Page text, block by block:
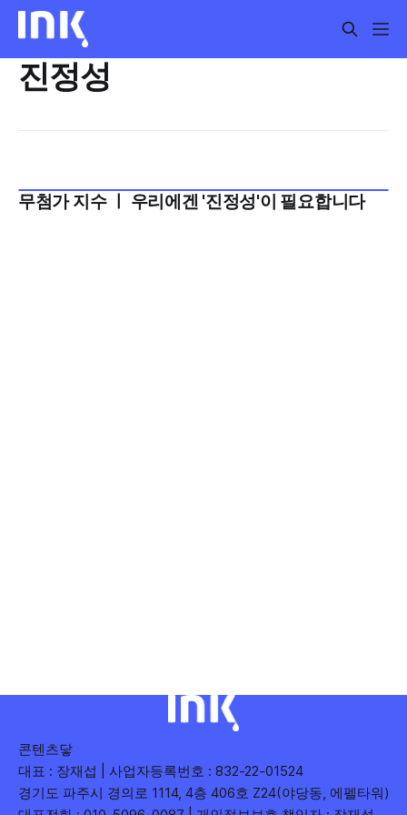
진정성
2026년 5월 2주
무첨가 지수 ㅣ 우리에겐 '진정성'이 필요합니다
콘텐츠닿
대표 : 장재섭 | 사업자등록번호 : 832-22-01524
경기도 파주시 경의로 1114, 4층 406호 Z24(야당동, 에펠타워)